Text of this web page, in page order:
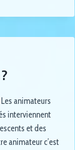
animateurs
interviennent
et des
animateur c’est